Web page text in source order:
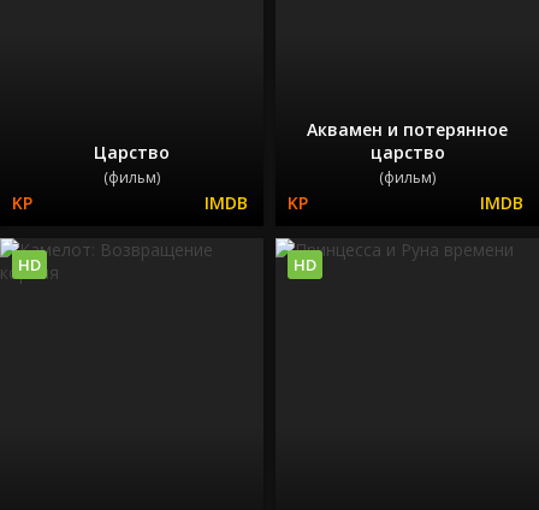
Царство
(фильм)
Аквамен и потерянное
царство
(фильм)
HD HD